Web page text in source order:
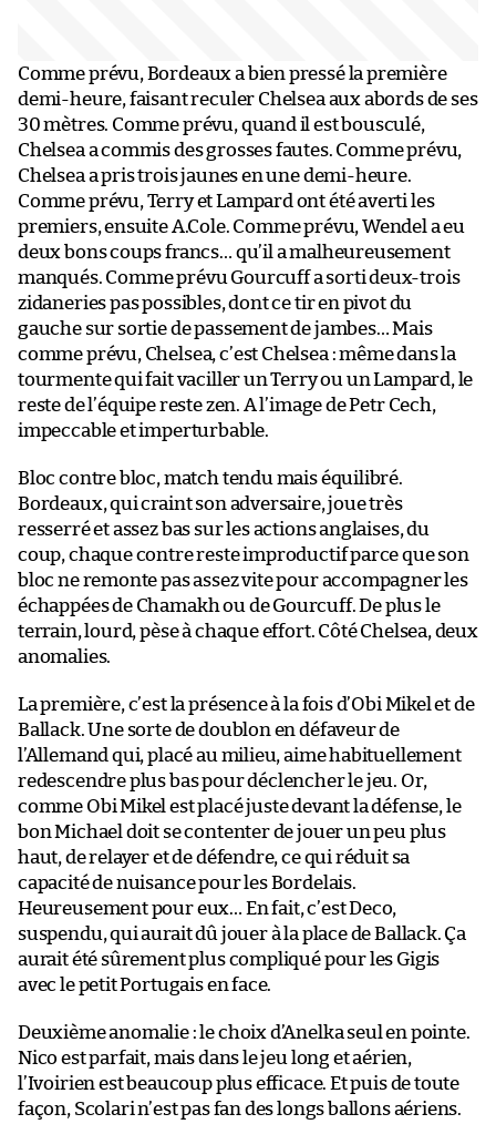
Comme prévu, Bordeaux a bien pressé la première
demi-heure, faisant reculer Chelsea aux abords de ses
30 mètres. Comme prévu, quand il est bousculé,
Chelsea a commis des grosses fautes. Comme prévu,
Chelsea a pris trois jaunes en une demi-heure.
Comme prévu, Terry et Lampard ont été averti les
premiers, ensuite A.Cole. Comme prévu, Wendel a eu
deux bons coups francs… qu’il a malheureusement
manqués. Comme prévu Gourcuff a sorti deux-trois
zidaneries pas possibles, dont ce tir en pivot du
gauche sur sortie de passement de jambes… Mais
comme prévu, Chelsea, c’est Chelsea : même dans la
tourmente qui fait vaciller un Terry ou un Lampard, le
reste de l’équipe reste zen. A l’image de Petr Cech,
impeccable et imperturbable.
Bloc contre bloc, match tendu mais équilibré.
Bordeaux, qui craint son adversaire, joue très
resserré et assez bas sur les actions anglaises, du
coup, chaque contre reste improductif parce que son
bloc ne remonte pas assez vite pour accompagner les
échappées de Chamakh ou de Gourcuff. De plus le
terrain, lourd, pèse à chaque effort. Côté Chelsea, deux
anomalies.
La première, c’est la présence à la fois d’Obi Mikel et de
Ballack. Une sorte de doublon en défaveur de
l’Allemand qui, placé au milieu, aime habituellement
redescendre plus bas pour déclencher le jeu. Or,
comme Obi Mikel est placé juste devant la défense, le
bon Michael doit se contenter de jouer un peu plus
haut, de relayer et de défendre, ce qui réduit sa
capacité de nuisance pour les Bordelais.
Heureusement pour eux… En fait, c’est Deco,
suspendu, qui aurait dû jouer à la place de Ballack. Ça
aurait été sûrement plus compliqué pour les Gigis
avec le petit Portugais en face.
Deuxième anomalie : le choix d’Anelka seul en pointe.
Nico est parfait, mais dans le jeu long et aérien,
l’Ivoirien est beaucoup plus efficace. Et puis de toute
façon, Scolari n’est pas fan des longs ballons aériens.